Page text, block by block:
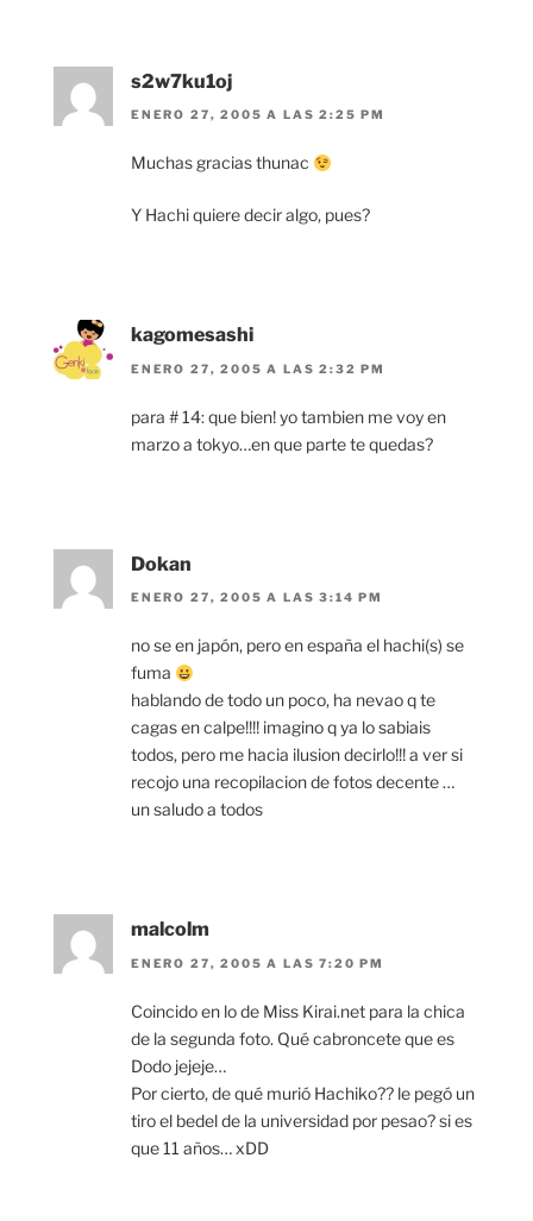
s2w7ku1oj
ENERO 27, 2005 A LAS 2:25 PM
Muchas gracias thunac
Y Hachi quiere decir algo, pues?
kagomesashi
ENERO 27, 2005 A LAS 2:32 PM
para # 14: que bien! yo tambien me voy en
marzo a tokyo…en que parte te quedas?
Dokan
ENERO 27, 2005 A LAS 3:14 PM
no se en japón, pero en españa el hachi(s) se
fuma
hablando de todo un poco, ha nevao q te
cagas en calpe!!!! imagino q ya lo sabiais
todos, pero me hacia ilusion decirlo!!! a ver si
recojo una recopilacion de fotos decente …
un saludo a todos
malcolm
ENERO 27, 2005 A LAS 7:20 PM
Coincido en lo de Miss Kirai.net para la chica
de la segunda foto. Qué cabroncete que es
Dodo jejeje…
Por cierto, de qué murió Hachiko?? le pegó un
tiro el bedel de la universidad por pesao? si es
que 11 años… xDD